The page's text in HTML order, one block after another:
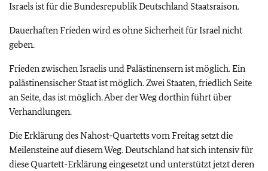
Israels ist für die Bundesrepublik Deutschland Staatsraison.
Dauerhaften Frieden wird es ohne Sicherheit für Israel nicht
geben.
Frieden zwischen Israelis und Palästinensern ist möglich. Ein
palästinensischer Staat ist möglich. Zwei Staaten, friedlich Seite
an Seite, das ist möglich. Aber der Weg dorthin führt über
Verhandlungen.
Die Erklärung des Nahost-Quartetts vom Freitag setzt die
Meilensteine auf diesem Weg. Deutschland hat sich intensiv für
diese Quartett-Erklärung eingesetzt und unterstützt jetzt deren